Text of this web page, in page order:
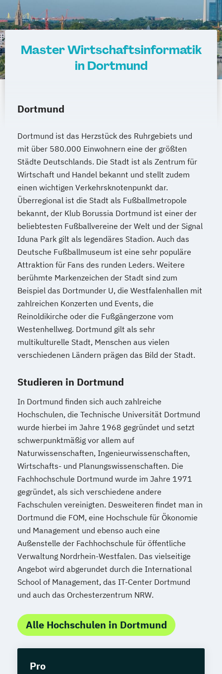
Master Wirtschaftsinformatik
in Dortmund
Dortmund
Dortmund ist das Herzstück des Ruhrgebiets und
mit über 580.000 Einwohnern eine der größten
Städte Deutschlands. Die Stadt ist als Zentrum für
Wirtschaft und Handel bekannt und stellt zudem
einen wichtigen Verkehrsknotenpunkt dar.
Überregional ist die Stadt als Fußballmetropole
bekannt, der Klub Borussia Dortmund ist einer der
beliebtesten Fußballvereine der Welt und der Signal
Iduna Park gilt als legendäres Stadion. Auch das
Deutsche Fußballmuseum ist eine sehr populäre
Attraktion für Fans des runden Leders. Weitere
berühmte Markenzeichen der Stadt sind zum
Beispiel das Dortmunder U, die Westfalenhallen mit
zahlreichen Konzerten und Events, die
Reinoldikirche oder die Fußgängerzone vom
Westenhellweg. Dortmund gilt als sehr
multikulturelle Stadt, Menschen aus vielen
verschiedenen Ländern prägen das Bild der Stadt.
Studieren in Dortmund
In Dortmund finden sich auch zahlreiche
Hochschulen, die Technische Universität Dortmund
wurde hierbei im Jahre 1968 gegründet und setzt
schwerpunktmäßig vor allem auf
Naturwissenschaften, Ingenieurwissenschaften,
Wirtschafts- und Planungswissenschaften. Die
Fachhochschule Dortmund wurde im Jahre 1971
gegründet, als sich verschiedene andere
Fachschulen vereinigten. Desweiteren findet man in
Dortmund die FOM, eine Hochschule für Ökonomie
und Management und ebenso auch eine
Außenstelle der Fachhochschule für öffentliche
Verwaltung Nordrhein-Westfalen. Das vielseitige
Angebot wird abgerundet durch die International
School of Management, das IT-Center Dortmund
und auch das Orchesterzentrum NRW.
Alle Hochschulen in Dortmund
Pro